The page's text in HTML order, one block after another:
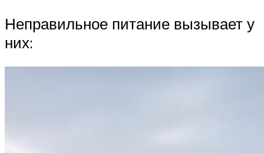
Неправильное питание вызывает у
них: